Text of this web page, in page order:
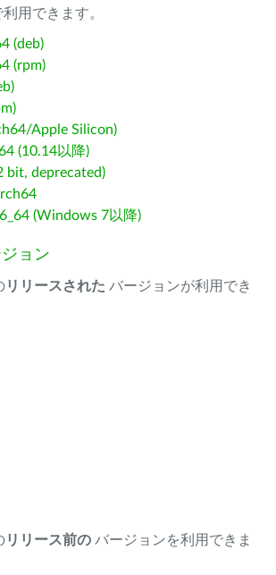
用できます。
(deb)
(rpm)
Apple Silicon)
(10.14以降)
bit, deprecated)
(Windows 7以降)
ョン
リリースされた バージョンが利用でき
リリース前の バージョンを利用できま